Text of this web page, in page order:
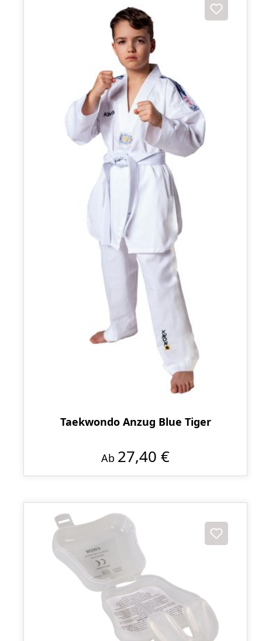
Taekwondo Anzug Blue Tiger
Ab 27,40 €